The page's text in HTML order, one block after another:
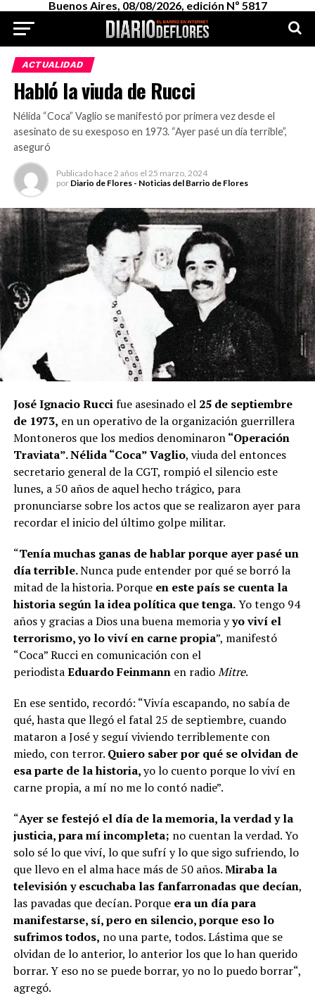
Buenos Aires, 08/08/2026, edición Nº 5817
ACTUALIDAD
Habló la viuda de Rucci
Nélida “Coca” Vaglio se manifestó por primera vez desde el
asesinato de su exesposo en 1973. “Ayer pasé un día terrible”,
aseguró
Publicado hace 2 años el 25 marzo, 2024
por Diario de Flores - Noticias del Barrio de Flores
José Ignacio Ruccifue asesinado el 25 de septiembre
de 1973, en un operativo de la organización guerrillera
Montoneros que los medios denominaron“Operación
Traviata”. Nélida “Coca” Vaglio, viuda del entonces
secretario general de la CGT, rompió el silencio este
lunes, a 50 años de aquel hecho trágico, para
pronunciarse sobre los actos que se realizaron ayer para
recordar el inicio del último golpe militar.
“Tenía muchas ganas de hablar porque ayer pasé un
día terrible.Nunca pude entender por qué se borró la
mitad de la historia. Porque en este país se cuenta la
historia según la idea política que tenga.Yo tengo 94
años y gracias a Dios una buena memoria yyo viví el
terrorismo, yo lo viví en carne propia”, manifestó
“Coca” Rucci en comunicación con el
periodistaEduardo Feinmannen radioMitre.
En ese sentido, recordó: “Vivía escapando, no sabía de
qué, hasta que llegó el fatal 25 de septiembre, cuando
mataron a José y seguí viviendo terriblemente con
miedo, con terror. Quiero saber por qué se olvidan de
esa parte de la historia,yo lo cuento porque lo viví en
carne propia, a mí no me lo contó nadie”.
“Ayer se festejó el día de la memoria, la verdad y la
justicia, para mí incompleta; no cuentan la verdad. Yo
solo sé lo que viví, lo que sufrí y lo que sigo sufriendo, lo
que llevo en el alma hace más de 50 años.Miraba la
televisión y escuchaba las fanfarronadas que decían,
las pavadas que decían. Porque era un día para
manifestarse, sí, pero en silencio, porque eso lo
sufrimos todos, no una parte, todos. Lástima que se
olvidan de lo anterior, lo anterior los que lo han querido
borrar. Y eso no se puede borrar, yo no lo puedo borrar“,
agregó.